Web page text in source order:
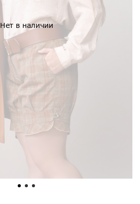
Нет в наличии